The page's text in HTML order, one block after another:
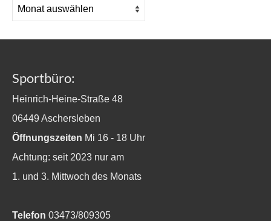
Sportbüro:
Heinrich-Heine-Straße 48
06449 Aschersleben
Öffnungszeiten Mi 16 - 18 Uhr
Achtung: seit 2023 nur am
1. und 3. Mittwoch des Monats
Telefon 03473/809305